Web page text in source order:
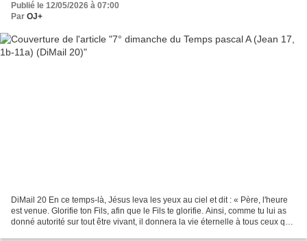
Publié le 12/05/2026 à 07:00
Par OJ+
DiMail 20 En ce temps-là, Jésus leva les yeux au ciel et dit : « Père, l'heure
est venue. Glorifie ton Fils, afin que le Fils te glorifie. Ainsi, comme tu lui as
donné autorité sur tout être vivant, il donnera la vie éternelle à tous ceux que